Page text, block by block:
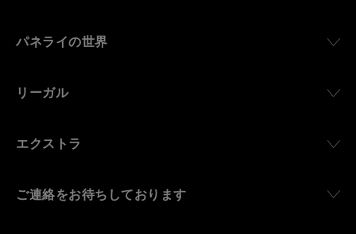
パネライの世界
リーガル
エクストラ
ご連絡をお待ちしております